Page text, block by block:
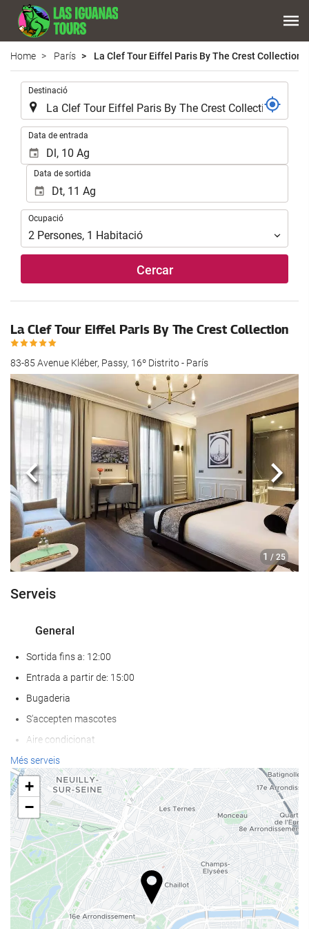
Home París La Clef Tour Eiffel Paris By The Crest Collection
Destinació
Data de entrada
Data de sortida
Ocupació
Ocupació
2 Persones, 1 Habitació
Cercar
La Clef Tour Eiffel Paris By The Crest Collection
83-85 Avenue Kléber, Passy, 16º Distrito - París
1 / 25
Anterior
Serveis
General
Sortida fins a: 12:00
Entrada a partir de: 15:00
Bugaderia
S'accepten mascotes
Aire condicionat
Calefacció
Ascensor
Accés persones amb mobilitat reduïda
Habitacions No Fumadors
Prohibit fumar a tot l'establiment
Habitacions insonoritzades
Serveis de recepci?
Recepció 24 hores
Més serveis
+
−